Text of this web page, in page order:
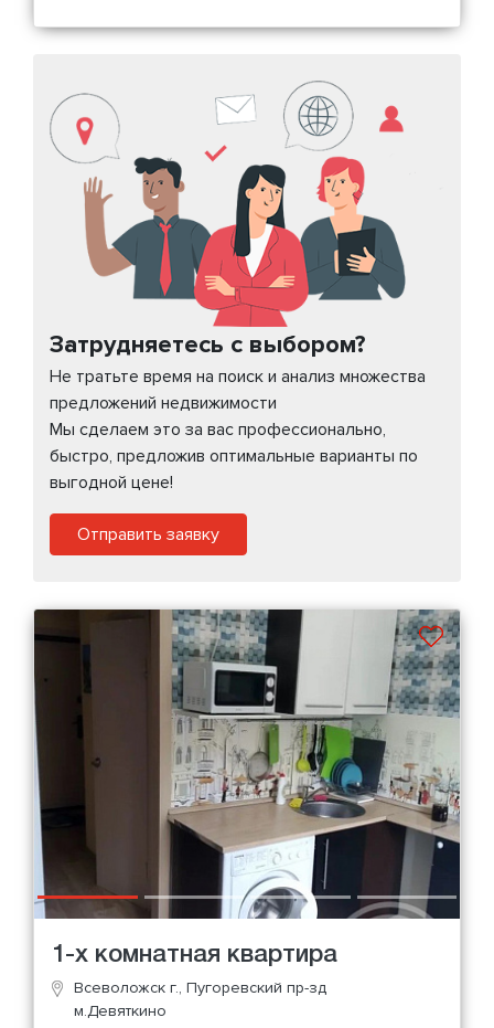
Затрудняетесь с выбором?
Не тратьте время на поиск и анализ множества
предложений недвижимости
Мы сделаем это за вас профессионально,
быстро, предложив оптимальные варианты по
выгодной цене!
Отправить заявку
1-х комнатная квартира
Всеволожск г., Пугоревский пр-зд
м.Девяткино